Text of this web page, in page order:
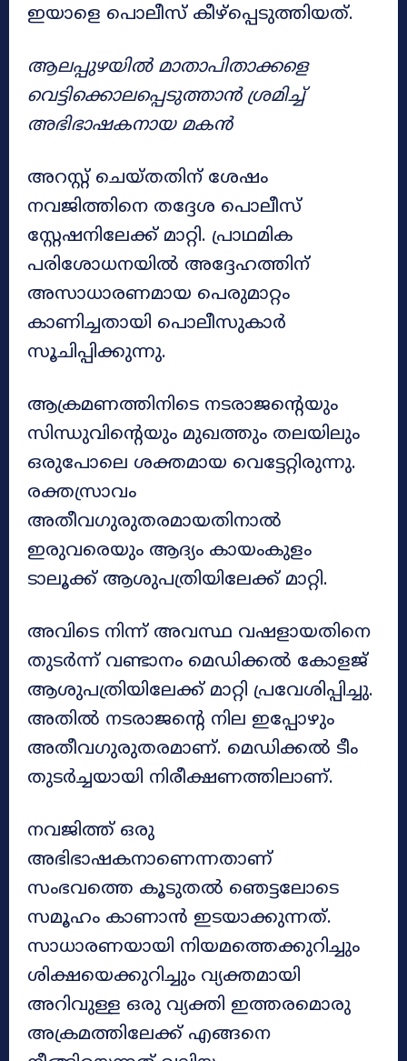
ഇയാളെ പൊലീസ് കീഴ്പ്പെടുത്തിയത്.
ആലപ്പുഴയിൽ മാതാപിതാക്കളെ
വെട്ടിക്കൊലപ്പെടുത്താൻ ശ്രമിച്ച്
അഭിഭാഷകനായ മകൻ
അറസ്റ്റ് ചെയ്തതിന് ശേഷം
നവജിത്തിനെ തദ്ദേശ പൊലീസ്
സ്റ്റേഷനിലേക്ക് മാറ്റി. പ്രാഥമിക
പരിശോധനയിൽ അദ്ദേഹത്തിന്
അസാധാരണമായ പെരുമാറ്റം
കാണിച്ചതായി പൊലീസുകാർ
സൂചിപ്പിക്കുന്നു.
ആക്രമണത്തിനിടെ നടരാജന്റെയും
സിന്ധുവിന്റെയും മുഖത്തും തലയിലും
ഒരുപോലെ ശക്തമായ വെട്ടേറ്റിരുന്നു.
രക്തസ്രാവം
അതീവഗുരുതരമായതിനാൽ
ഇരുവരെയും ആദ്യം കായംകുളം
ടാലൂക്ക് ആശുപത്രിയിലേക്ക് മാറ്റി.
അവിടെ നിന്ന് അവസ്ഥ വഷളായതിനെ
തുടർന്ന് വണ്ടാനം മെഡിക്കൽ കോളജ്
ആശുപത്രിയിലേക്ക് മാറ്റി പ്രവേശിപ്പിച്ചു.
അതിൽ നടരാജന്റെ നില ഇപ്പോഴും
അതീവഗുരുതരമാണ്. മെഡിക്കൽ ടീം
തുടർച്ചയായി നിരീക്ഷണത്തിലാണ്.
നവജിത്ത് ഒരു
അഭിഭാഷകനാണെന്നതാണ്
സംഭവത്തെ കൂടുതൽ ഞെട്ടലോടെ
സമൂഹം കാണാൻ ഇടയാക്കുന്നത്.
സാധാരണയായി നിയമത്തെക്കുറിച്ചും
ശിക്ഷയെക്കുറിച്ചും വ്യക്തമായി
അറിവുള്ള ഒരു വ്യക്തി ഇത്തരമൊരു
അക്രമത്തിലേക്ക് എങ്ങനെ